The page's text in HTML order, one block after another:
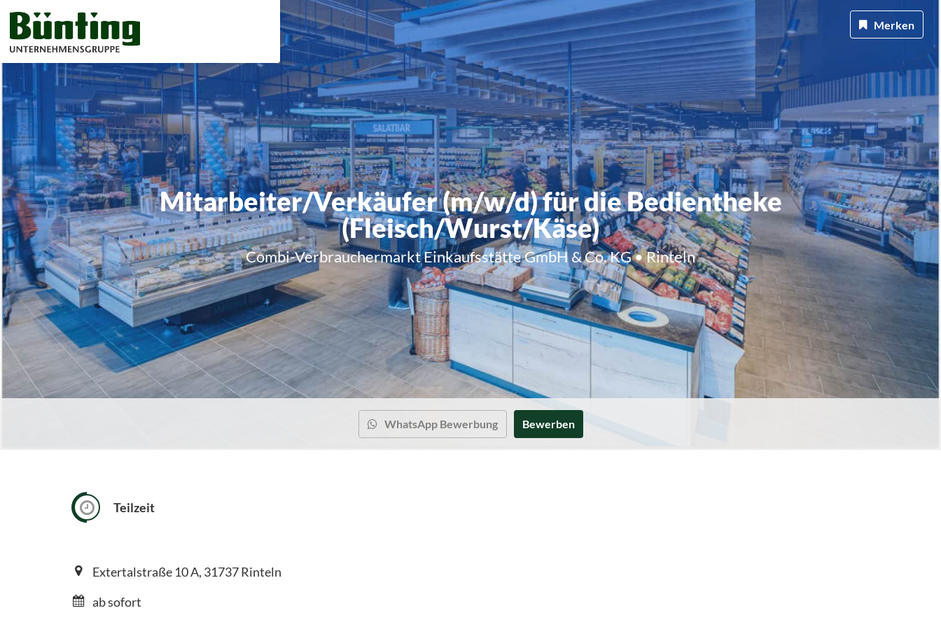
Mitarbeiter/Verkäufer (m/w/d) für die Bedientheke
(Fleisch/Wurst/Käse)
Combi-Verbrauchermarkt Einkaufsstätte GmbH & Co. KG • Rinteln
Merken
WhatsApp Bewerbung Bewerben
Teilzeit
Extertalstraße 10 A, 31737 Rinteln
ab sofort